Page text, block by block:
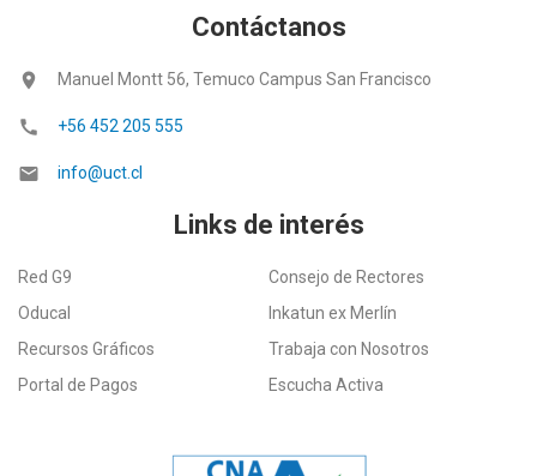
Contáctanos
location_on Manuel Montt 56, Temuco Campus San Francisco
call +56 452 205 555
email info@uct.cl
Links de interés
Red G9
Consejo de Rectores
Oducal
Inkatun ex Merlín
Recursos Gráficos
Trabaja con Nosotros
Portal de Pagos
Escucha Activa